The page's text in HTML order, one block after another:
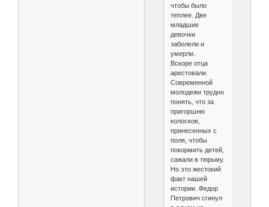
чтобы было
теплее. Две
младшие
девочки
заболели и
умерли.
Вскоре отца
арестовали.
Современной
молодежи трудно
понять, что за
пригоршню
колосков,
принесенных с
поля, чтобы
покормить детей,
сажали в тюрьму.
Но это жестокий
факт нашей
истории. Федор
Петрович сгинул